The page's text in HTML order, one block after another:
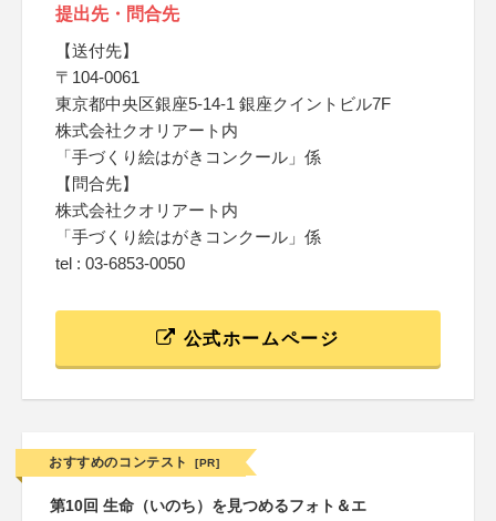
提出先・問合先
【送付先】
〒104-0061
東京都中央区銀座5-14-1 銀座クイントビル7F
株式会社クオリアート内
「手づくり絵はがきコンクール」係
【問合先】
株式会社クオリアート内
「手づくり絵はがきコンクール」係
tel : 03-6853-0050
公式ホームページ
おすすめのコンテスト [PR]
第10回 生命（いのち）を見つめるフォト＆エ